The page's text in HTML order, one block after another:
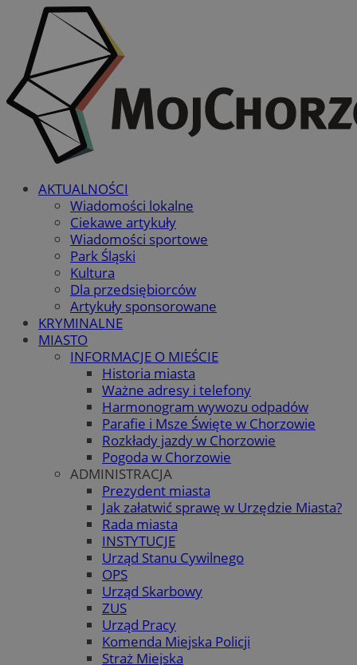
AKTUALNOŚCI
Wiadomości lokalne
Ciekawe artykuły
Wiadomości sportowe
Park Śląski
Kultura
Dla przedsiębiorców
Artykuły sponsorowane
KRYMINALNE
MIASTO
INFORMACJE O MIEŚCIE
Historia miasta
Ważne adresy i telefony
Harmonogram wywozu odpadów
Parafie i Msze Święte w Chorzowie
Rozkłady jazdy w Chorzowie
Pogoda w Chorzowie
ADMINISTRACJA
Prezydent miasta
Jak załatwić sprawę w Urzędzie Miasta?
Rada miasta
INSTYTUCJE
Urząd Stanu Cywilnego
OPS
Urząd Skarbowy
ZUS
Urząd Pracy
Komenda Miejska Policji
Straż Miejska